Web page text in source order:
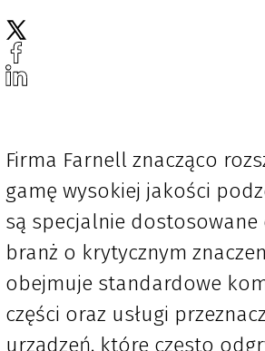
Firma Farnell znacząco
gamę wysokiej jakości
są specjalnie dostosowane
branż o krytycznym
obejmuje standardowe
części oraz usługi
urządzeń, które często